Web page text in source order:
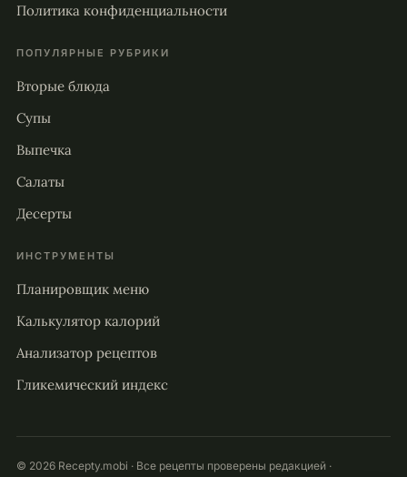
Политика конфиденциальности
ПОПУЛЯРНЫЕ РУБРИКИ
Вторые блюда
Супы
Выпечка
Салаты
Десерты
ИНСТРУМЕНТЫ
Планировщик меню
Калькулятор калорий
Анализатор рецептов
Гликемический индекс
© 2026 Recepty.mobi · Все рецепты проверены редакцией ·